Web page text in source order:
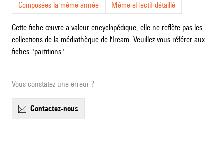
Composées la même année
Même effectif détaillé
Cette fiche œuvre a valeur encyclopédique, elle ne reflète pas les
collections de la médiathèque de l'Ircam. Veuillez vous référer aux
fiches "partitions".
Vous constatez une erreur ?
contactez-nous